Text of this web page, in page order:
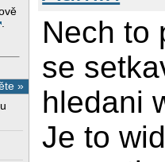
.
»
Nech to
se
hledani
Je to